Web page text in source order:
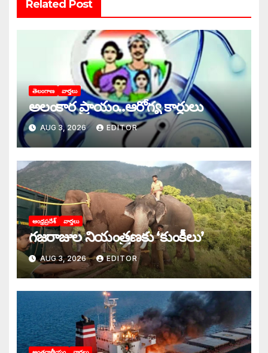
Related Post
తెలంగాణ వార్తలు
అలంకార ప్రాయం..ఆరోగ్య కార్డులు
AUG 3, 2026 EDITOR
ఆంధ్రప్రదేశ్ వార్తలు
గజరాజుల నియంత్రణకు ‘కుంకీలు’
AUG 3, 2026 EDITOR